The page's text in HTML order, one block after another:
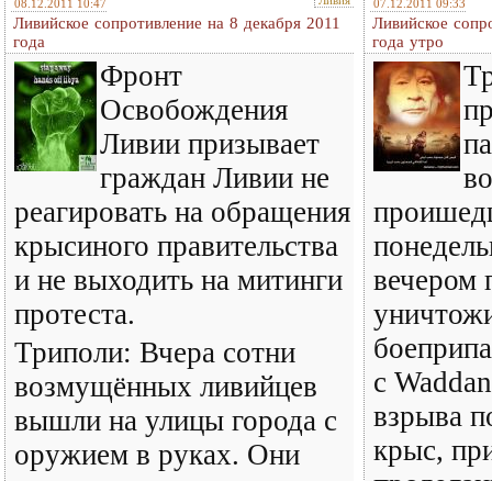
08.12.2011 10:47
Ливийское сопротивление на 8 декабря 2011
года
Фронт
Освобождения
Ливии призывает
граждан Ливии не
реагировать на обращения
крысиного правительства
и не выходить на митинги
протеста.
Триполи: Вчера сотни
возмущённых ливийцев
вышли на улицы города с
оружием в руках. Они
07.12.2011 09:33
Ливийское
года утро
вечером
с
взрыва
крыс,